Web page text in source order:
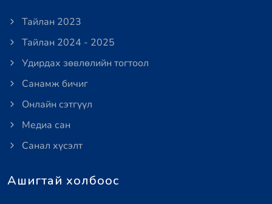
Тайлан 2023
Тайлан 2024 - 2025
Удирдах зөвлөлийн тогтоол
Санамж бичиг
Онлайн сэтгүүл
Медиа сан
Санал хүсэлт
Ашигтай холбоос